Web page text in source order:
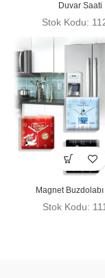
Duvar Saati
Stok Kodu:
Magnet
Stok Kodu: